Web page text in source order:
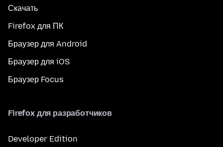
Скачать
Firefox для ПК
Браузер для Android
Браузер для iOS
Браузер Focus
Firefox для разработчиков
Developer Edition